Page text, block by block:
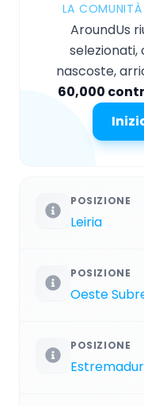
LA
AroundUs
selezionati,
nascoste,
60,000
POSIZIONE
Leiria
POSIZIONE
Oeste
POSIZIONE